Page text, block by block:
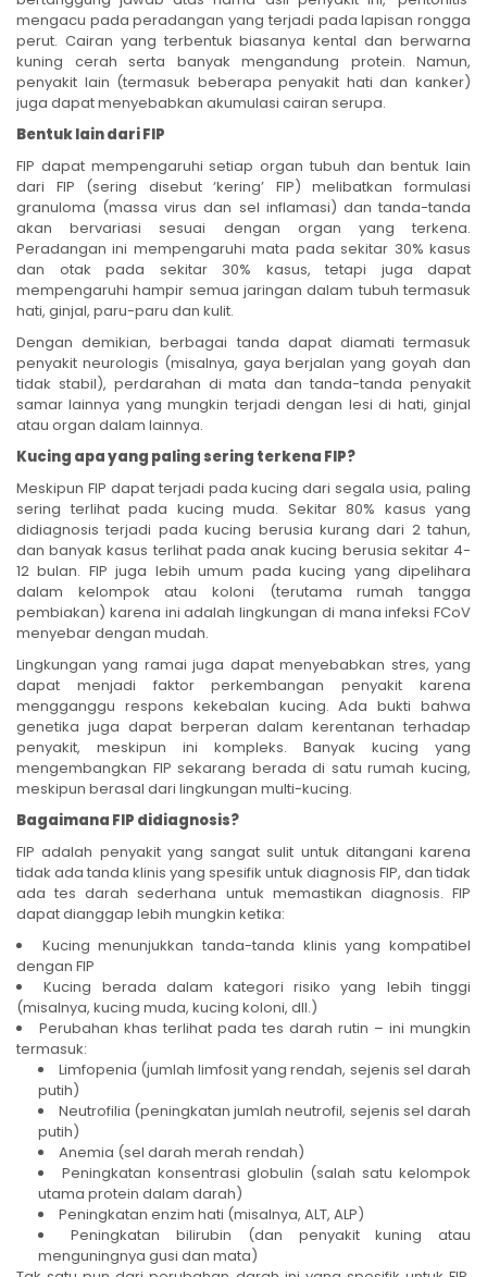
mengacu pada peradangan yang terjadi pada lapisan rongga
perut. Cairan yang terbentuk biasanya kental dan berwarna
kuning cerah serta banyak mengandung protein. Namun,
penyakit lain (termasuk beberapa penyakit hati dan kanker)
juga dapat menyebabkan akumulasi cairan serupa.
Bentuk lain dari FIP
FIP dapat mempengaruhi setiap organ tubuh dan bentuk lain
dari FIP (sering disebut ‘kering’ FIP) melibatkan formulasi
granuloma (massa virus dan sel inflamasi) dan tanda-tanda
akan bervariasi sesuai dengan organ yang terkena.
Peradangan ini mempengaruhi mata pada sekitar 30% kasus
dan otak pada sekitar 30% kasus, tetapi juga dapat
mempengaruhi hampir semua jaringan dalam tubuh termasuk
hati, ginjal, paru-paru dan kulit.
Dengan demikian, berbagai tanda dapat diamati termasuk
penyakit neurologis (misalnya, gaya berjalan yang goyah dan
tidak stabil), perdarahan di mata dan tanda-tanda penyakit
samar lainnya yang mungkin terjadi dengan lesi di hati, ginjal
atau organ dalam lainnya.
Kucing apa yang paling sering terkena FIP?
Meskipun FIP dapat terjadi pada kucing dari segala usia, paling
sering terlihat pada kucing muda. Sekitar 80% kasus yang
didiagnosis terjadi pada kucing berusia kurang dari 2 tahun,
dan banyak kasus terlihat pada anak kucing berusia sekitar 4-
12 bulan. FIP juga lebih umum pada kucing yang dipelihara
dalam kelompok atau koloni (terutama rumah tangga
pembiakan) karena ini adalah lingkungan di mana infeksi FCoV
menyebar dengan mudah.
Lingkungan yang ramai juga dapat menyebabkan stres, yang
dapat menjadi faktor perkembangan penyakit karena
mengganggu respons kekebalan kucing. Ada bukti bahwa
genetika juga dapat berperan dalam kerentanan terhadap
penyakit, meskipun ini kompleks. Banyak kucing yang
mengembangkan FIP sekarang berada di satu rumah kucing,
meskipun berasal dari lingkungan multi-kucing.
Bagaimana FIP didiagnosis?
FIP adalah penyakit yang sangat sulit untuk ditangani karena
tidak ada tanda klinis yang spesifik untuk diagnosis FIP, dan tidak
ada tes darah sederhana untuk memastikan diagnosis. FIP
dapat dianggap lebih mungkin ketika:
Kucing menunjukkan tanda-tanda klinis yang kompatibel
dengan FIP
Kucing berada dalam kategori risiko yang lebih tinggi
(misalnya, kucing muda, kucing koloni, dll.)
Perubahan khas terlihat pada tes darah rutin – ini mungkin
termasuk:
Limfopenia (jumlah limfosit yang rendah, sejenis sel darah
putih)
Neutrofilia (peningkatan jumlah neutrofil, sejenis sel darah
putih)
Anemia (sel darah merah rendah)
Peningkatan konsentrasi globulin (salah satu kelompok
utama protein dalam darah)
Peningkatan enzim hati (misalnya, ALT, ALP)
Peningkatan bilirubin (dan penyakit kuning atau
menguningnya gusi dan mata)